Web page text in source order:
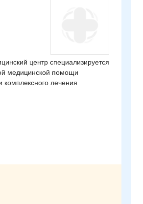
центр специализируется
медицинской помощи
комплексного лечения